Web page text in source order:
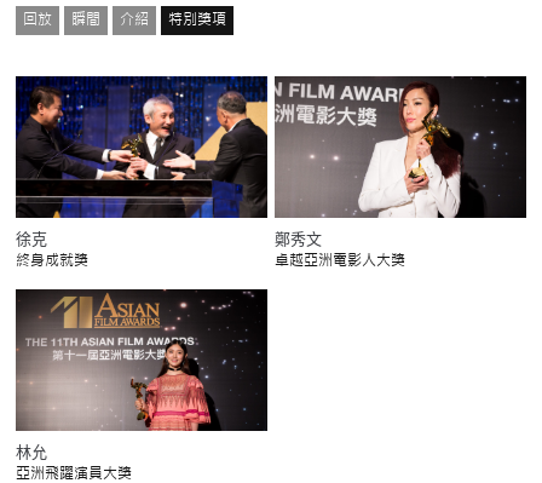
回放 瞬間 介紹 特別獎項
徐克
終身成就獎
鄭秀文
卓越亞洲電影人大獎
林允
亞洲飛躍演員大獎